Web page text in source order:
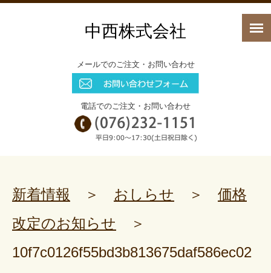
中西株式会社
メールでのご注文・お問い合わせ
電話でのご注文・お問い合わせ
新着情報 ＞ おしらせ ＞ 価格
改定のお知らせ ＞
10f7c0126f55bd3b813675daf586ec02